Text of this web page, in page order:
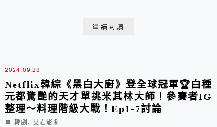
繼續閱讀
2024.09.28
Netflix韓綜《黑白大廚》登全球冠軍🏆白種
元都驚艷的天才單挑米其林大師！參賽者IG
整理～料理階級大戰！Ep1-7討論
韓劇 , 艾看影劇